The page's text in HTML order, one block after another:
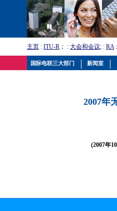
主页 : ITU-R ； : 大会和会议; : RA:
2007年
(2007年
国际电联三大部门 新闻室